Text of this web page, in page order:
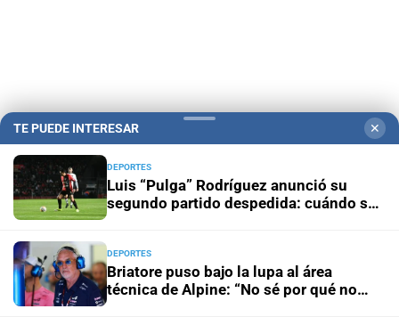
Podcasts Mirador Provincial
Notife
Educacion SF
TE PUEDE INTERESAR ✕
DEPORTES
Luis “Pulga” Rodríguez anunció su
segundo partido despedida: cuándo se
DEPORTES
Briatore puso bajo la lupa al área
técnica de Alpine: “No sé por qué no